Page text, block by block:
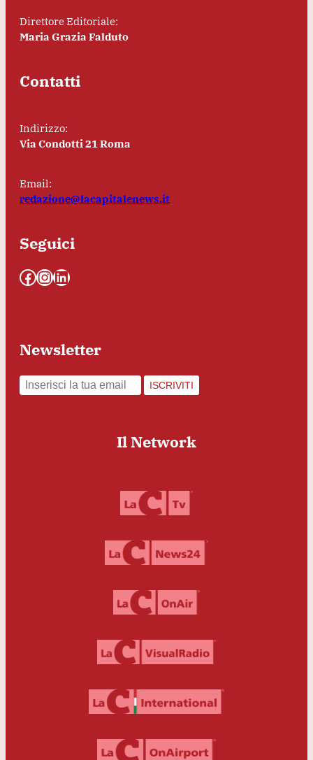
Direttore Editoriale:
Maria Grazia Falduto
Contatti
Indirizzo:
Via Condotti 21 Roma
Email:
redazione@lacapitalenews.it
Seguici
Facebook InstagramLinkedIn
Newsletter
ISCRIVITI
Il Network